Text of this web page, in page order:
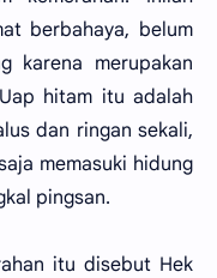
berbahaya, belum
karena merupakan
hitam itu adalah
dan ringan sekali,
memasuki hidung
pingsan.
itu disebut Hek